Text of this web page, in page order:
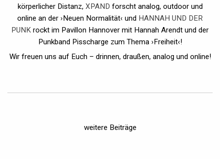
körperlicher Distanz, XPAND forscht analog, outdoor und
online an der ›Neuen Normalität‹ und HANNAH UND DER
PUNK rockt im Pavillon Hannover mit Hannah Arendt und der
Punkband Pisscharge zum Thema ›Freiheit‹!
Wir freuen uns auf Euch – drinnen, draußen, analog und online!
weitere Beiträge